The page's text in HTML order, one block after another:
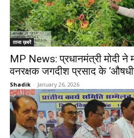
ताजा ख़बरें
MP News: प्रधानमंत्री मोदी ने
वनरक्षक जगदीश प्रसाद के ‘औषधीय
Shadik - January 26, 2026